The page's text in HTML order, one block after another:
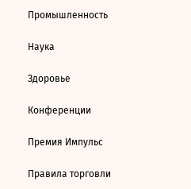
Промышленность
Наука
Здоровье
Конференции
Премия Импульс
Правила торговли